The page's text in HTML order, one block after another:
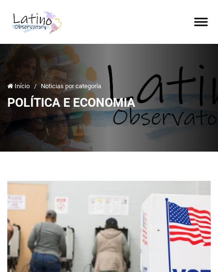
Início / Noticias por categoría
POLÍTICA E ECONOMIA